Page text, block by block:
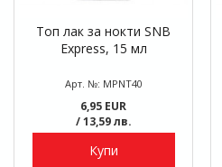
Топ лак за нокти SNB
Express, 15 мл
Арт. №: MPNT40
6,95 EUR
/ 13,59 лв.
Купи